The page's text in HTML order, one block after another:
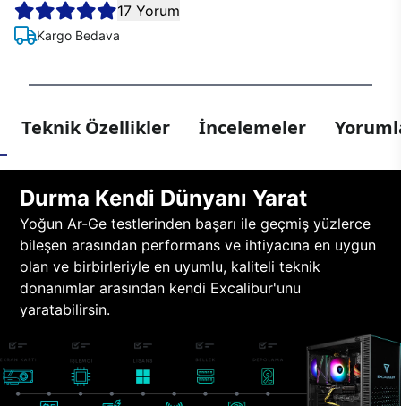
17 Yorum
Kargo Bedava
Teknik Özellikler İncelemeler
Durma Kendi Dünyanı Yarat
Yoğun Ar-Ge testlerinden başarı ile geçmiş yüzlerce
bileşen arasından performans ve ihtiyacına en uygun
olan ve birbirleriyle en uyumlu, kaliteli teknik
donanımlar arasından kendi Excalibur'unu
yaratabilirsin.